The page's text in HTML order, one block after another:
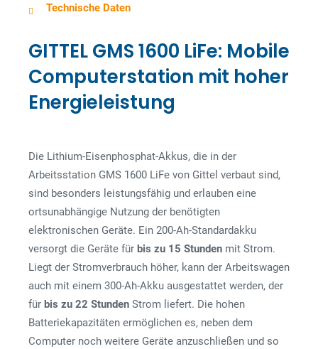
Technische Daten
GITTEL GMS 1600 LiFe: Mobile
Computerstation mit hoher
Energieleistung
Die Lithium-Eisenphosphat-Akkus, die in der
Arbeitsstation GMS 1600 LiFe von Gittel verbaut sind,
sind besonders leistungsfähig und erlauben eine
ortsunabhängige Nutzung der benötigten
elektronischen Geräte. Ein 200-Ah-Standardakku
versorgt die Geräte für bis zu 15 Stunden mit Strom.
Liegt der Stromverbrauch höher, kann der Arbeitswagen
auch mit einem 300-Ah-Akku ausgestattet werden, der
für bis zu 22 Stunden Strom liefert. Die hohen
Batteriekapazitäten ermöglichen es, neben dem
Computer noch weitere Geräte anzuschließen und so